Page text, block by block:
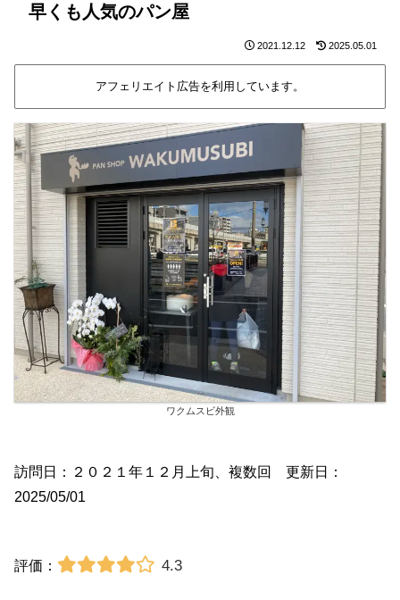
早くも人気のパン屋
2021.12.12 2025.05.01
アフェリエイト広告を利用しています。
ワクムスビ外観
訪問日：２０２１年１２月上旬、複数回 更新日：
2025/05/01
評価： 4.3